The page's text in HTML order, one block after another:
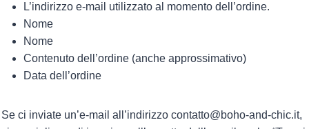
L’indirizzo e-mail utilizzato al momento dell’ordine.
Nome
Nome
Contenuto dell’ordine (anche approssimativo)
Data dell’ordine
Se ci inviate un’e-mail all’indirizzo contatto@boho-and-chic.it,